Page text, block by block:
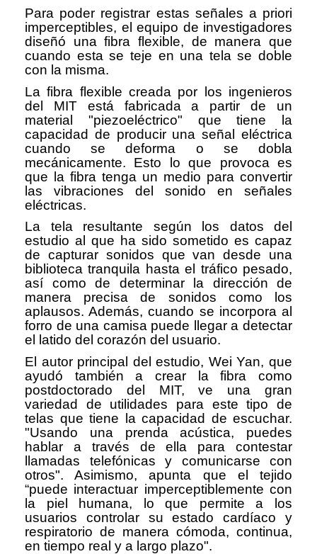
Para poder registrar estas señales a priori
imperceptibles, el equipo de investigadores
diseñó una fibra flexible, de manera que
cuando esta se teje en una tela se doble
con la misma.
La fibra flexible creada por los ingenieros
del MIT está fabricada a partir de un
material "piezoeléctrico" que tiene la
capacidad de producir una señal eléctrica
cuando se deforma o se dobla
mecánicamente. Esto lo que provoca es
que la fibra tenga un medio para convertir
las vibraciones del sonido en señales
eléctricas.
La tela resultante según los datos del
estudio al que ha sido sometido es capaz
de capturar sonidos que van desde una
biblioteca tranquila hasta el tráfico pesado,
así como de determinar la dirección de
manera precisa de sonidos como los
aplausos. Además, cuando se incorpora al
forro de una camisa puede llegar a detectar
el latido del corazón del usuario.
El autor principal del estudio, Wei Yan, que
ayudó también a crear la fibra como
postdoctorado del MIT, ve una gran
variedad de utilidades para este tipo de
telas que tiene la capacidad de escuchar.
"Usando una prenda acústica, puedes
hablar a través de ella para contestar
llamadas telefónicas y comunicarse con
otros". Asimismo, apunta que el tejido
“puede interactuar imperceptiblemente con
la piel humana, lo que permite a los
usuarios controlar su estado cardíaco y
respiratorio de manera cómoda, continua,
en tiempo real y a largo plazo".